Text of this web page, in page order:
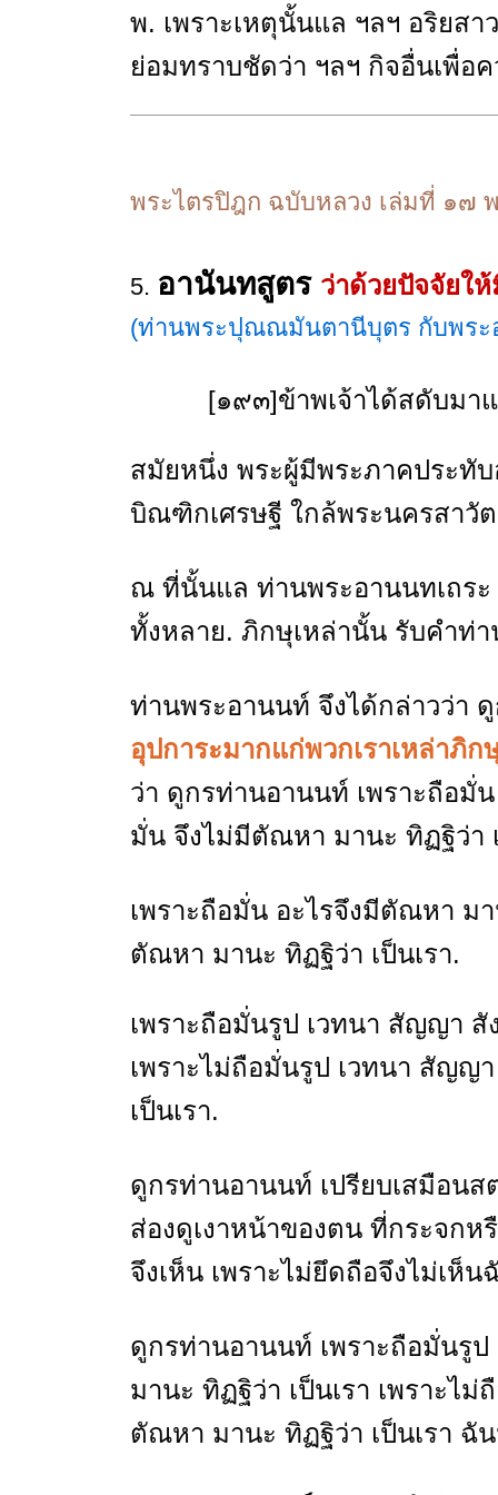
พ. เพราะเหตุนั้นแล ฯลฯ อริยส
ย่อมทราบชัดว่า ฯลฯ กิจอื่นเพื่อ
พระไตรปิฎก ฉบับหลวง เล่มที่ ๑๗
5. อานันทสูตร ว่าด้วยปัจจัยใ
(ท่านพระปุณณมันตานีบุตร กับพระ
[๑๙๓]ข้าพเจ้าได้สดับมาแ
สมัยหนึ่ง พระผู้มีพระภาคประทั
บิณฑิกเศรษฐี ใกล้พระนครสาวั
ณ ที่นั้นแล ท่านพระอานนทเถระ
ทั้งหลาย. ภิกษุเหล่านั้น รับคำท่
ท่านพระอานนท์ จึงได้กล่าวว่า
อุปการะมากแก่พวกเราเหล่าภิ
ว่า ดูกรท่านอานนท์ เพราะถือมั่
มั่น จึงไม่มีตัณหา มานะ ทิฏฐิว่า
เพราะถือมั่น อะไรจึงมีตัณหา ม
ตัณหา มานะ ทิฏฐิว่า เป็นเรา.
เพราะถือมั่นรูป เวทนา สัญญา
เพราะไม่ถือมั่นรูป เวทนา สัญ
เป็นเรา.
ดูกรท่านอานนท์ เปรียบเสมือน
ส่องดูเงาหน้าของตน ที่กระจก
จึงเห็น เพราะไม่ยึดถือจึงไม่เห็น
ดูกรท่านอานนท์ เพราะถือมั่น
มานะ ทิฏฐิว่า เป็นเรา เพราะ
ตัณหา มานะ ทิฏฐิว่า เป็นเรา ฉั